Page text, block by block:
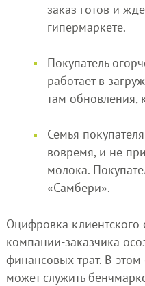
заказ готов и
гипермаркете.
Покупатель
работает в
там обновления,
Семья
вовремя, и не
молока.
«Самбери».
Оцифровка клиентского
компании-заказчика
финансовых трат. В
может служить